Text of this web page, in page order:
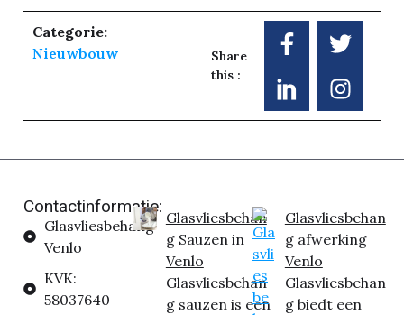
Categorie:
Nieuwbouw
Share
this :
Contactinformatie:
Glasvliesbehang
Venlo
KVK:
58037640
Glasvliesbehan
g Sauzen in
Venlo
Glasvliesbehan
g sauzen is een
Glasvliesbehan
g afwerking
Venlo
Glasvliesbehan
g biedt een